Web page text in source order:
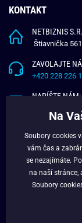
KONTAKT
NETBIZNIS
Štiavnička
ZAVOLAJTE
+420 228 226
NAPÍŠTE NÁM:
O NÁS
VĚRNOSTNÍ PROGRAM
Na
Soubory cookies
vám čas a
se nezajímáte.
na naší stránce,
Soubory